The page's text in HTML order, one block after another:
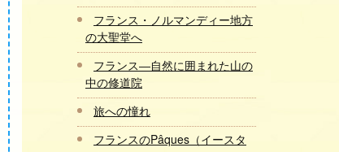
フランス・ノルマンディー地方
の大聖堂へ
フランス―自然に囲まれた山の
中の修道院
旅への憧れ
フランスのPâques（イースタ